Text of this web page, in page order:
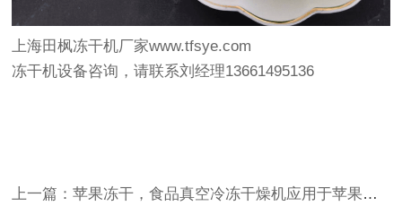
上海田枫冻干机厂家www.tfsye.com
冻干机设备咨询，请联系刘经理13661495136
上一篇：苹果冻干，食品真空冷冻干燥机应用于苹果冻干